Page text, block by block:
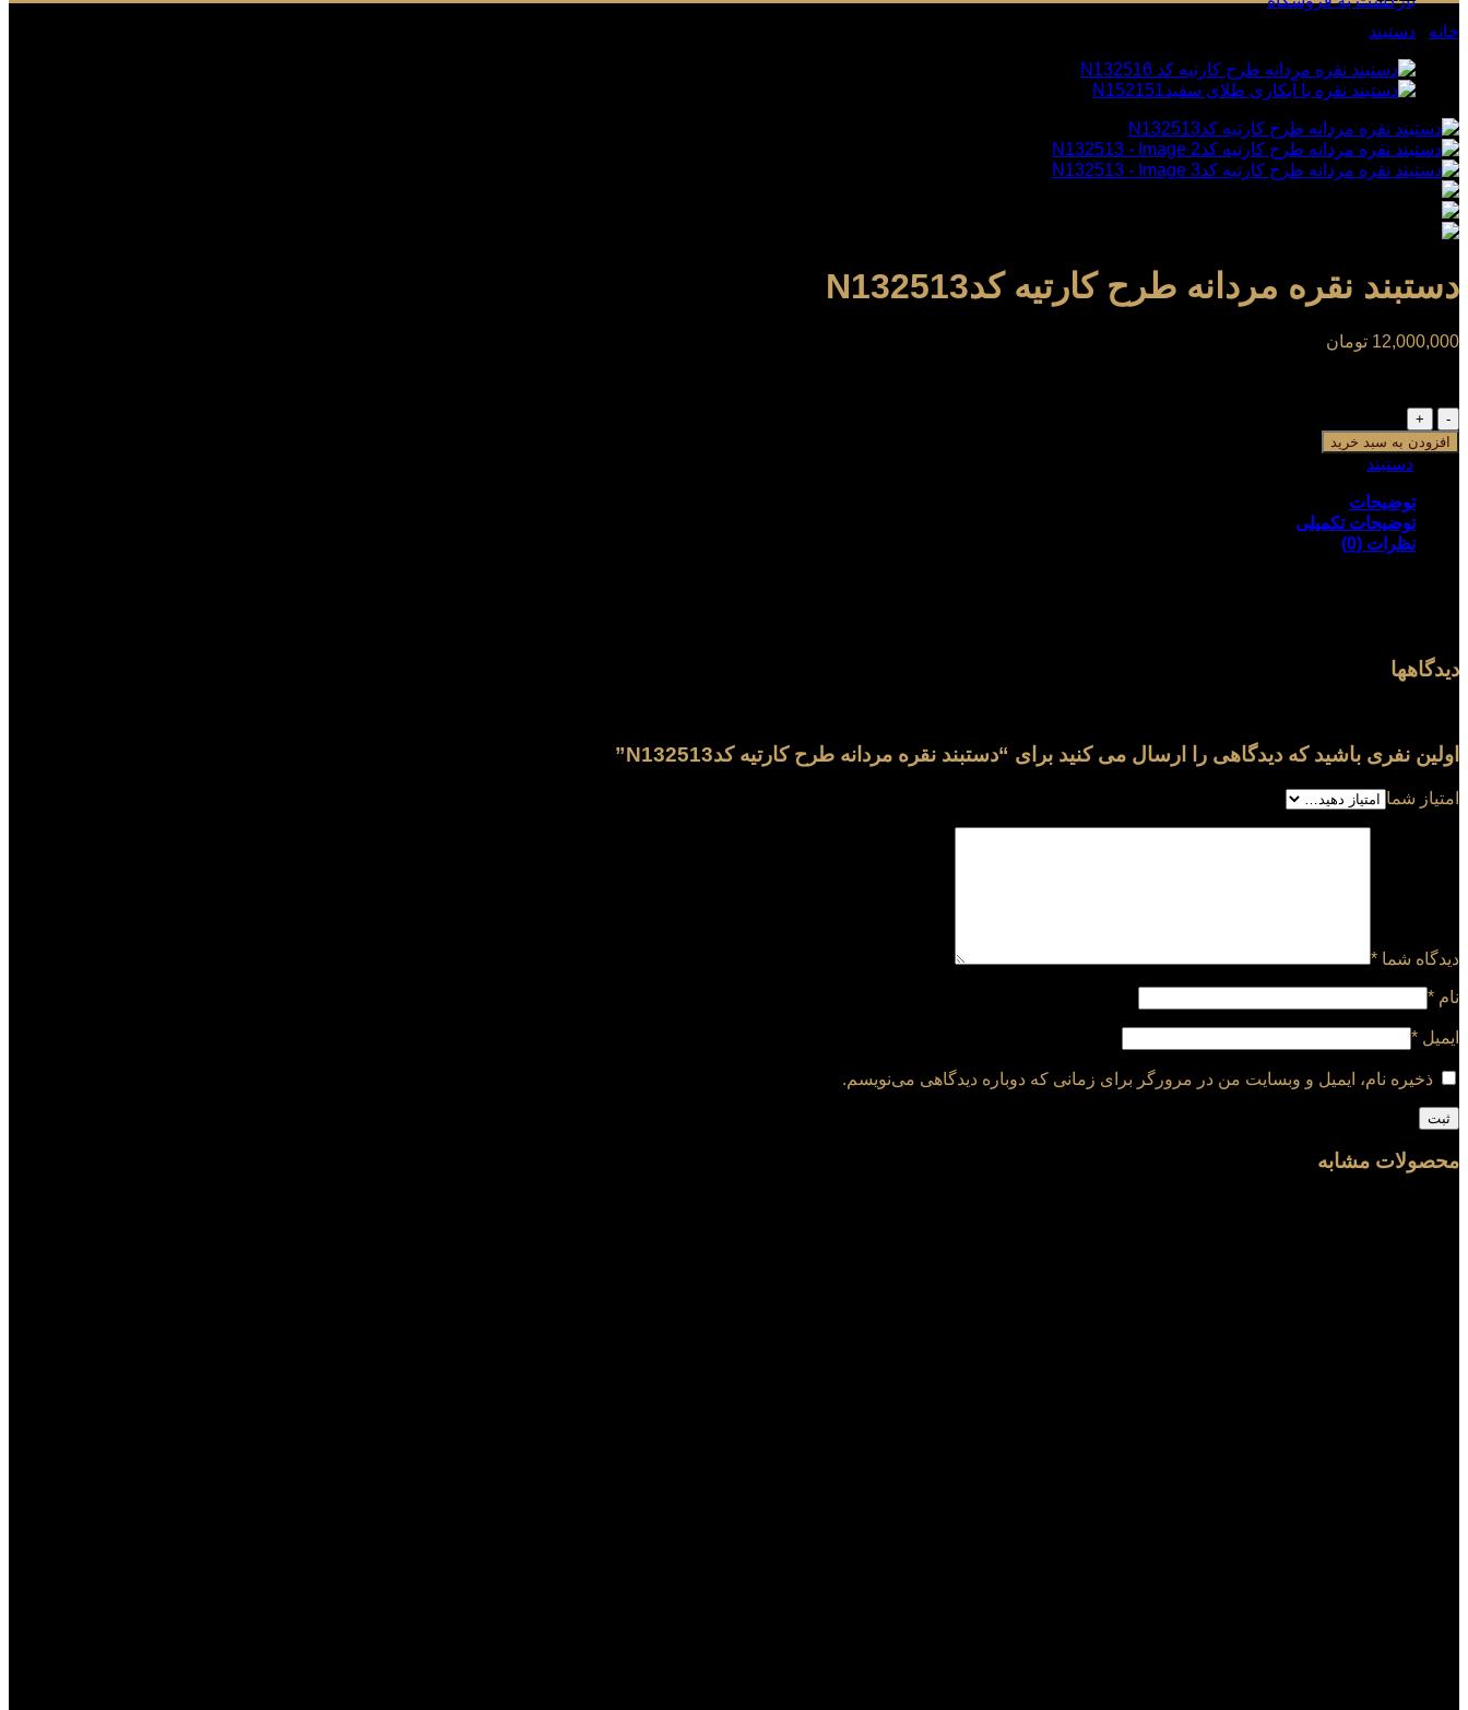
خانه دستبند
دستبند نقره مردانه طرح کارتیه کدN132513
12,000,000 تومان
دستبند
نقره
مردانه
کارتیه
کدN132513
عدد
افزودن به سبد خرید
دستبند
توضیحات
توضیحات تکمیلی
نظرات (0)
دیدگاهها
اولین نفری باشید که دیدگاهی را ارسال می کنید برای “دستبند نقره مردانه طرح کارتیه کدN132513”
امتیاز شما
دیدگاه شما *
نام *
ایمیل *
ذخیره نام، ایمیل و وبسایت من در مرورگر برای زمانی که دوباره دیدگاهی می‌نویسم.
محصولات مشابه